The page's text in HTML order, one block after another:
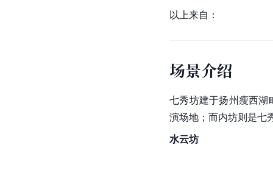
以上来自：
场景介绍
七秀坊建于扬州瘦西湖
演场地；而内坊则是七
水云坊